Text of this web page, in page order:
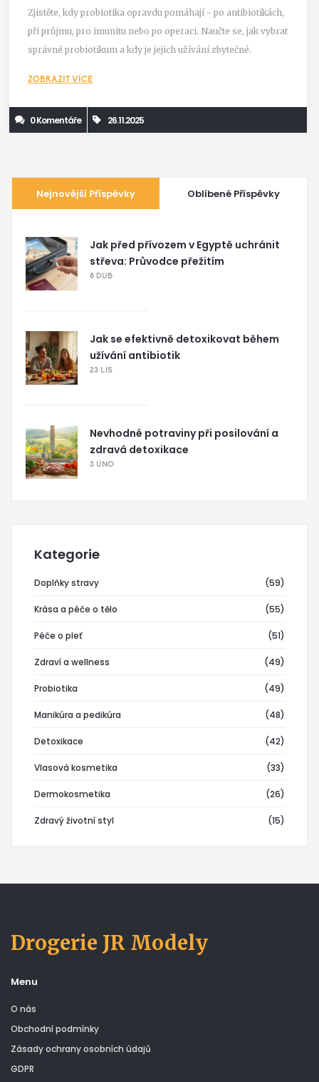
Zjistěte, kdy probiotika opravdu pomáhají - po antibiotikách,
při průjmu, pro imunitu nebo po operaci. Naučte se, jak vybrat
správné probiotikum a kdy je jejich užívání zbytečné.
ZOBRAZIT VÍCE
0 Komentáře 26.11.2025
Nejnovější Příspěvky Oblíbené Příspěvky
Jak před přívozem v Egyptě uchránit
střeva: Průvodce přežitím
8 DUB
Jak se efektivně detoxikovat během
užívání antibiotik
23 LIS
Nevhodné potraviny při posilování a
zdravá detoxikace
3 ÚNO
Kategorie
Doplňky stravy (59)
Krása a péče o tělo (55)
Péče o pleť (51)
Zdraví a wellness (49)
Probiotika (49)
Manikúra a pedikúra (48)
Detoxikace (42)
Vlasová kosmetika (33)
Dermokosmetika (26)
Zdravý životní styl (15)
Drogerie JR Modely
Menu
O nás
Obchodní podmínky
Zásady ochrany osobních údajů
GDPR